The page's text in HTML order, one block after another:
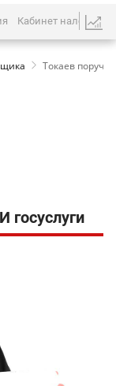
Кабинет
Токаев
госуслуги